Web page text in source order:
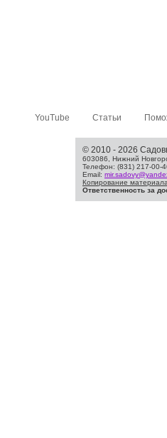
YouTube Статьи
© 2010 - 2026
603086, Нижний
Телефон: (831) 217-00-
Email:
Копирование
Ответственность за